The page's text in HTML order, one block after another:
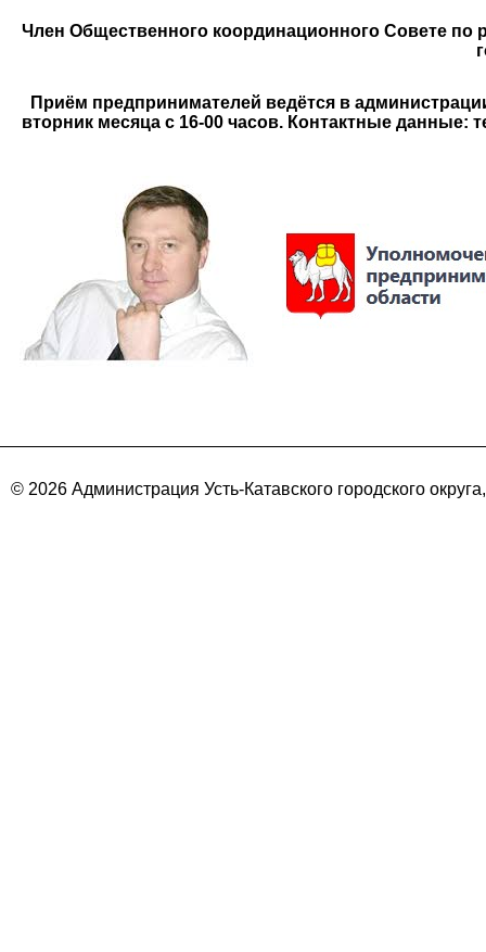
Член Общественного координационного Совете по
Приём предпринимателей ведётся в
вторник месяца с 16-00 часов. Контактные данные:
© 2026 Администрация Усть-Катавского городского